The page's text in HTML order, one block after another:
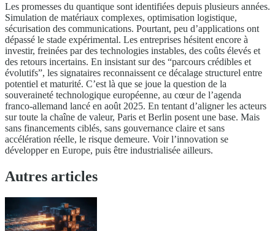
Les promesses du quantique sont identifiées depuis plusieurs années.
Simulation de matériaux complexes, optimisation logistique,
sécurisation des communications. Pourtant, peu d’applications ont
dépassé le stade expérimental. Les entreprises hésitent encore à
investir, freinées par des technologies instables, des coûts élevés et
des retours incertains. En insistant sur des “parcours crédibles et
évolutifs”, les signataires reconnaissent ce décalage structurel entre
potentiel et maturité. C’est là que se joue la question de la
souveraineté technologique européenne, au cœur de l’agenda
franco-allemand lancé en août 2025. En tentant d’aligner les acteurs
sur toute la chaîne de valeur, Paris et Berlin posent une base. Mais
sans financements ciblés, sans gouvernance claire et sans
accélération réelle, le risque demeure. Voir l’innovation se
développer en Europe, puis être industrialisée ailleurs.
Autres articles